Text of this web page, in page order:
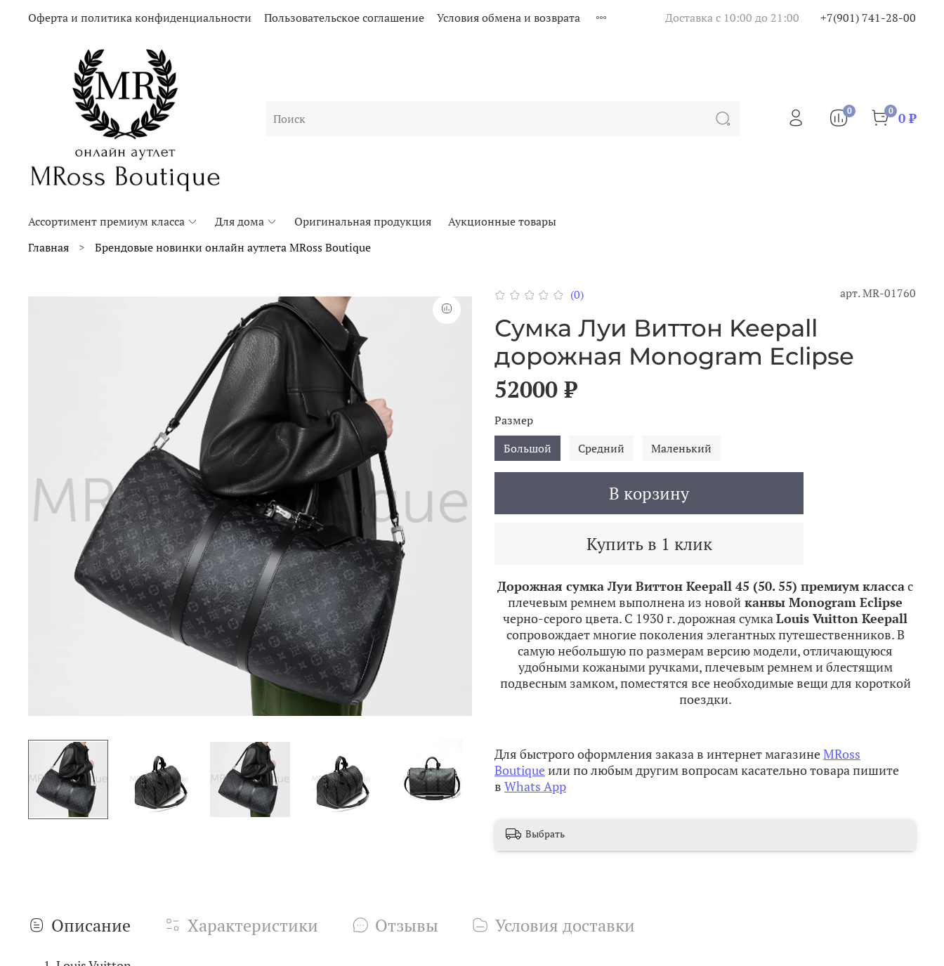
Оферта и политика конфиденциальности Пользовательское соглашение Условия обмена и возврата Доставка с 10:00 до 21:00 +7(901) 741-28-00
0 0 0 ₽
Ассортимент премиум класса Для дома Оригинальная продукция
Аукционные товары
Главная
Брендовые новинки онлайн аутлета MRoss Boutique
(0) арт.MR-01760
Сумка Луи Виттон Keepall
дорожная Monogram Eclipse
52000 ₽
В корзину
Купить в 1 клик
Размер
Большой
Средний Маленький
Дорожная сумка Луи Виттон Keepall 45 (50. 55) премиум классас
плечевым ремнем выполнена из новой канвы Monogram Eclipse
черно-серого цвета. С 1930 г. дорожная сумка Louis Vuitton Keepall
сопровождает многие поколения элегантных путешественников. В
самую небольшую по размерам версию модели, отличающуюся
удобными кожаными ручками, плечевым ремнем и блестящим
подвесным замком, поместятся все необходимые вещи для короткой
поездки.
Для быстрого оформления заказа в интернет магазинеMRoss
Boutiqueили по любым другим вопросам касательно товара пишите
в Whats App
Выбрать
Описание Характеристики Отзывы Условия доставки